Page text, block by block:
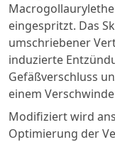
eingespritzt. Das
umschriebener
induzierte
Gefäßverschluss
einem
Modifiziert wird
Optimierung der